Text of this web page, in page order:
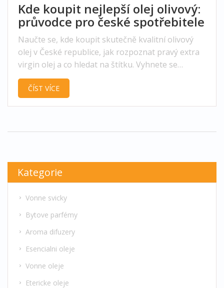
Kde koupit nejlepší olej olivový:
průvodce pro české spotřebitele
Naučte se, kde koupit skutečně kvalitní olivový
olej v České republice, jak rozpoznat pravý extra
virgin olej a co hledat na štítku. Vyhnete se
podvodům a najdete olej, který opravdu zdraví.
ČÍST VÍCE
Kategorie
Vonne svicky
Bytove parfémy
Aroma difuzery
Esencialni oleje
Vonne oleje
Etericke oleje